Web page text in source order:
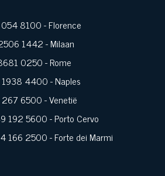
8100- Florence
1442- Milaan
0250- Rome
4400- Naples
6500- Venetië
192 5600- Porto Cervo
166 2500- Forte dei Marmi